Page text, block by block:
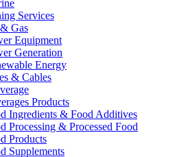
Services
Gas
Equipment
Generation
Energy
& Cables
Products
Ingredients & Food Additives
Processing & Processed Food
Products
Supplements